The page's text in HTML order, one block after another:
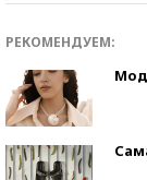
РЕКОМЕНДУЕМ: